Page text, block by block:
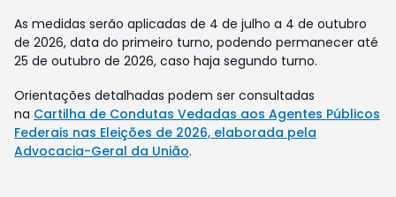
As medidas serão aplicadas de 4 de julho a 4 de outubro
de 2026, data do primeiro turno, podendo permanecer até
25 de outubro de 2026, caso haja segundo turno.
Orientações detalhadas podem ser consultadas
na Cartilha de Condutas Vedadas aos Agentes Públicos
Federais nas Eleições de 2026, elaborada pela
Advocacia-Geral da União.